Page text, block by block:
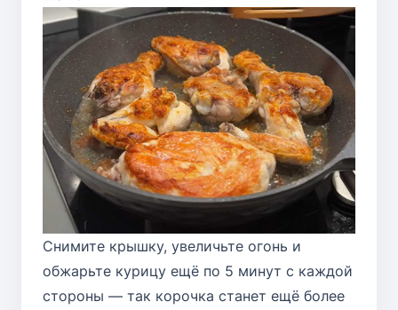
Снимите крышку, увеличьте огонь и
обжарьте курицу ещё по 5 минут с каждой
стороны — так корочка станет ещё более